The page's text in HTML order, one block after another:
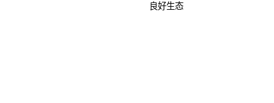
良好生态